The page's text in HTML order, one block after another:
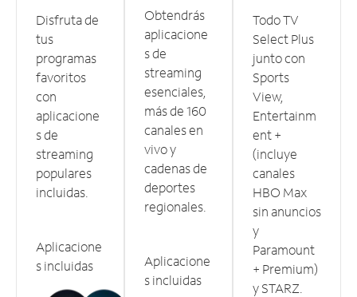
Disfruta de
tus
programas
favoritos
con
aplicacione
s de
streaming
populares
incluidas.
Aplicacione
s incluidas
Obtendrás
aplicacione
s de
streaming
esenciales,
más de 160
canales en
vivo y
cadenas de
deportes
regionales.
Aplicacione
s incluidas
Todo TV
Select Plus
junto con
Sports
View,
Entertainm
ent +
(incluye
canales
HBO Max
sin anuncios
y
Paramount
+ Premium)
y STARZ.